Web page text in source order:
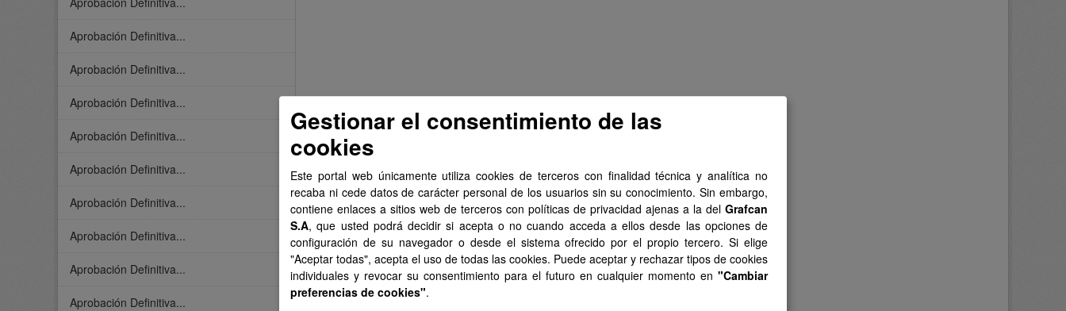
Aprobación Definitiva...
Aprobación Definitiva...
Aprobación Definitiva...
Aprobación Definitiva...
Aprobación Definitiva...
Aprobación Definitiva...
Aprobación Definitiva...
Aprobación Definitiva...
Aprobación Definitiva...
Gestionar el consentimiento de las
cookies
Este portal web únicamente utiliza cookies de terceros con finalidad técnica y analítica no
recaba ni cede datos de carácter personal de los usuarios sin su conocimiento. Sin embargo,
contiene enlaces a sitios web de terceros con políticas de privacidad ajenas a la del Grafcan
S.A, que usted podrá decidir si acepta o no cuando acceda a ellos desde las opciones de
configuración de su navegador o desde el sistema ofrecido por el propio tercero. Si elige
"Aceptar todas", acepta el uso de todas las cookies. Puede aceptar y rechazar tipos de cookies
individuales y revocar su consentimiento para el futuro en cualquier momento en "Cambiar
preferencias de cookies".